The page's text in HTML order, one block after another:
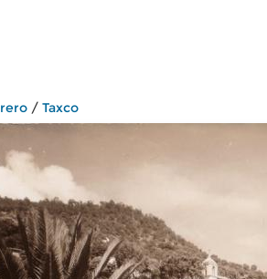
/ Taxco